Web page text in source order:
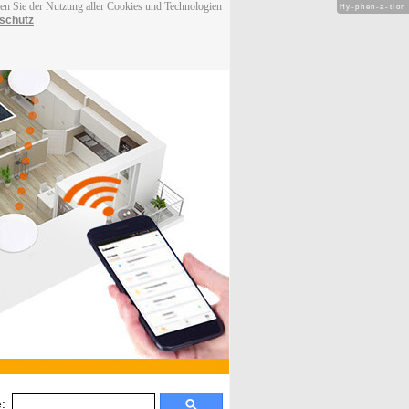
Sie der Nutzung aller Cookies und Technologien
Hy-phen-a-tion